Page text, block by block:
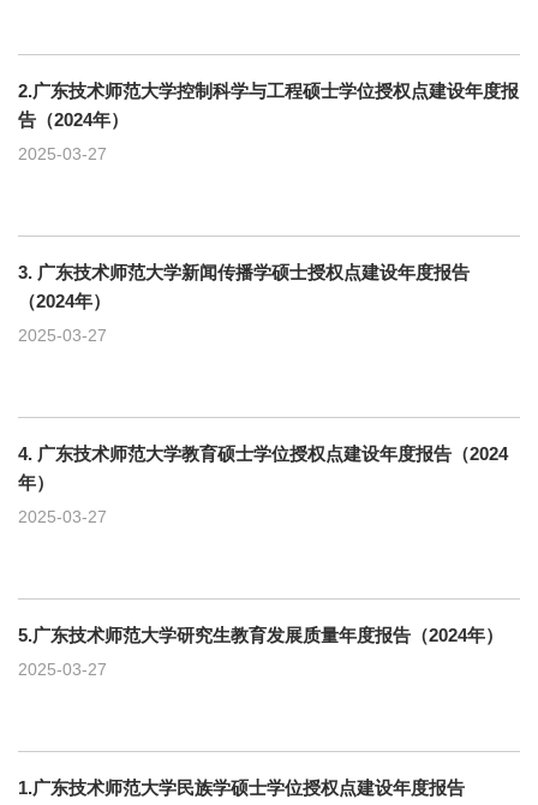
2.广东技术师范大学控制科学与工程硕士学位授权点建设年度报
告（2024年）
2025-03-27
3. 广东技术师范大学新闻传播学硕士授权点建设年度报告
（2024年）
2025-03-27
4. 广东技术师范大学教育硕士学位授权点建设年度报告（2024
年）
2025-03-27
5.广东技术师范大学研究生教育发展质量年度报告（2024年）
2025-03-27
1.广东技术师范大学民族学硕士学位授权点建设年度报告